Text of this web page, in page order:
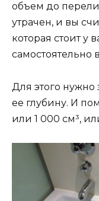
объем до
утрачен, и вы
которая стоит у
самостоятельно
Для этого
ее глубину. И
или 1 000 см³,